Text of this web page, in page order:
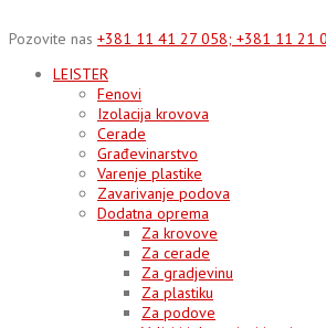
to
Pozovite nas +381 11 41 27 058; +381 11 21
LEISTER
Fenovi
Izolacija krovova
Cerade
Građevinarstvo
Varenje plastike
Zavarivanje podova
Dodatna oprema
Za krovove
Za cerade
Za gradjevinu
Za plastiku
Za podove